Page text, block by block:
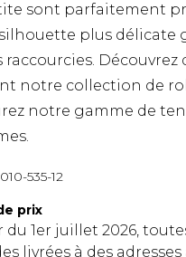
sont parfaitement
plus délicate
raccourcies. Découvrez
notre collection de
notre gamme de
535-12
prix
1er juillet 2026,
livrées à des adresses